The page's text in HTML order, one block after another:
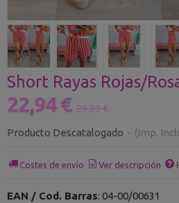
Short Rayas Rojas/
22,94 € 26,99 €
Producto Descatalogado - (Imp.
Costes de envío Ver descripción
EAN / Cod. Barras: 04-00/00631